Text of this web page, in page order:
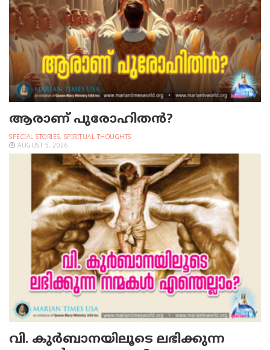
ആരാണ് പുരോഹിതൻ?
SPECIAL STORIES, SPIRITUAL THOUGHTS
AUGUST 5, 2026
വി. കുര്‍ബാനയിലൂടെ ലഭിക്കുന്ന